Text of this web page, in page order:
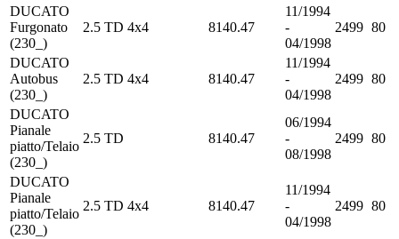
DUCATO
Furgonato
(230_)
2.5 TD 4x4 8140.47
11/1994
-
04/1998
2499 80
DUCATO
Autobus
(230_)
2.5 TD 4x4 8140.47
11/1994
-
04/1998
2499 80
DUCATO
Pianale
piatto/Telaio
(230_)
2.5 TD 8140.47
06/1994
-
08/1998
2499 80
DUCATO
Pianale
piatto/Telaio
(230_)
2.5 TD 4x4 8140.47
11/1994
-
04/1998
2499 80